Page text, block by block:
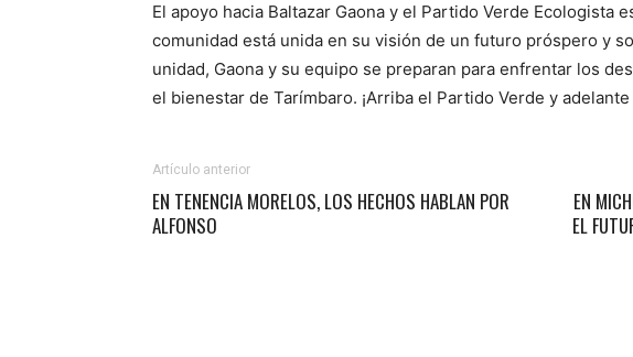
El apoyo hacia Baltazar Gaona y el Partido Verde Ecologista
comunidad está unida en su visión de un futuro próspero y
unidad, Gaona y su equipo se preparan para enfrentar los
el bienestar de Tarímbaro. ¡Arriba el Partido Verde y adelante
Artículo anterior
EN TENENCIA MORELOS, LOS HECHOS HABLAN POR
ALFONSO
EN
EL